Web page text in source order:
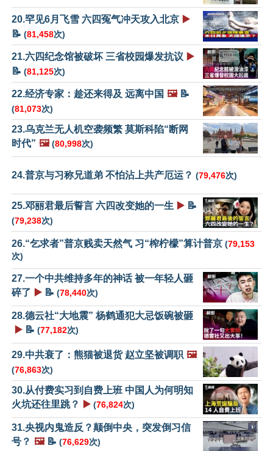
20.罕见6月飞雪 六四冤气冲天攻入北京 ▶️
📝 (81,458次)
21.六四纪念馆被破坏 三省校园爆发抗议 ▶️
📝 (81,125次)
22.经济专家：趁还来得及 远离中国 🖼️📝
(81,073次)
23.乌克兰无人机空袭频繁 莫斯科陷“断网
时代” 🖼️ (80,998次)
24.普京与习称兄道弟 不怕沾上共产厄运？ (79,476次)
25.邓丽君最后誓言 六四改变她的一生 ▶️ 📝
(79,238次)
26.“乞求者”普京贱卖天然气 习“榨柠檬”算计普京 (79,153
次)
27.一个中共维持多年的神话 被一年轻人砸
碎了 ▶️ 📝 (78,440次)
28.德云社“大地震” 杨鹤通犯大忌饭碗被砸
▶️ 📝 (77,182次)
29.中共衰了：熊猫被退货 赵立坚被调职 🖼️
(76,863次)
30.从付费实习到自费上班 中国人为何明知
火坑还往里跳？
▶️ (76,824次)
31.央视内鬼造反？颠倒中央，突发倒习信
号？ 🖼️📝 (76,629次)